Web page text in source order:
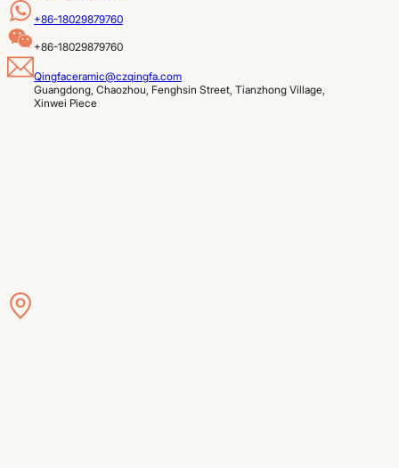
+86-18029879760
+86-18029879760
Qingfaceramic@czqingfa.com
Guangdong, Chaozhou, Fenghsin Street, Tianzhong Village,
Xinwei Piece